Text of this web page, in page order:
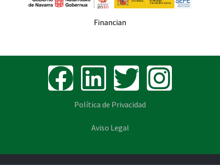
Financian
Política de Privacidad
Aviso Legal